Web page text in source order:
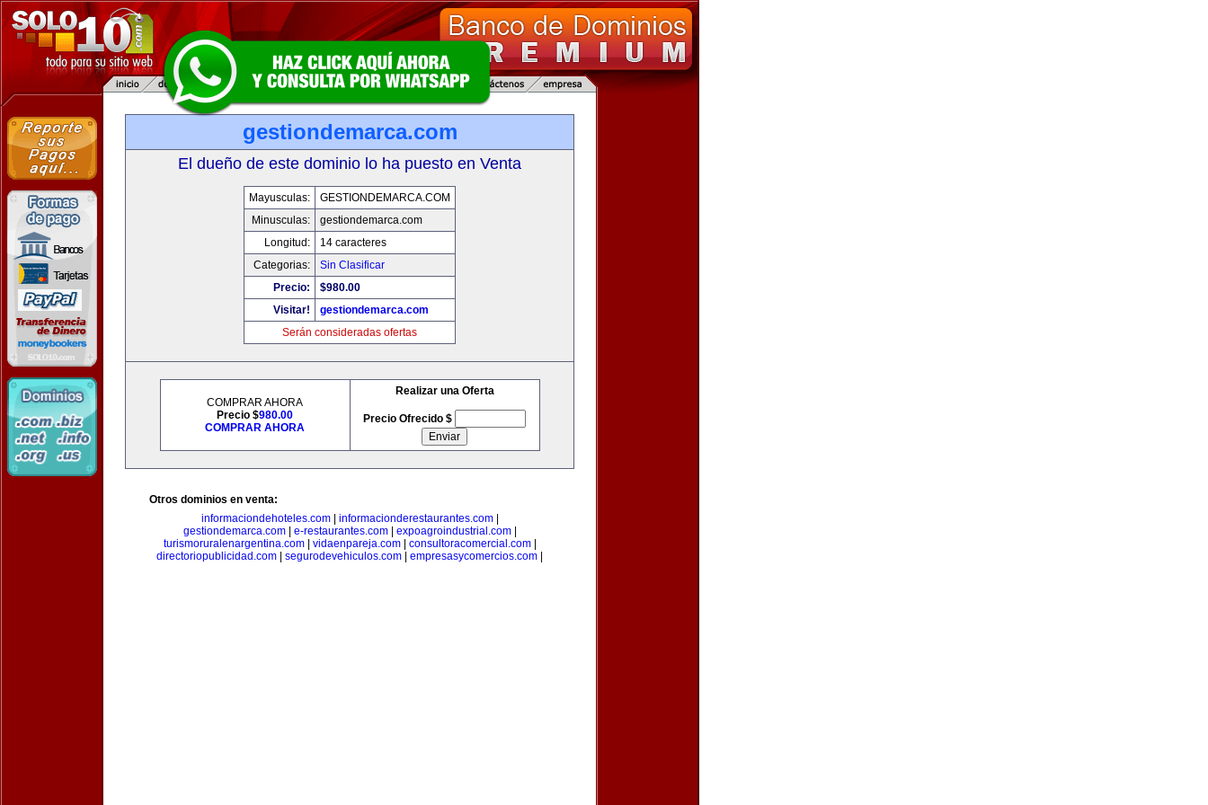
gestiondemarca.com
El dueño de este dominio lo ha puesto en Venta
Mayusculas:
GESTIONDEMARCA.COM
Minusculas:
gestiondemarca.com
Longitud:
14 caracteres
Categorias:
Sin Clasificar
Precio:
$980.00
Visitar!
gestiondemarca.com
Serán consideradas ofertas
COMPRAR AHORA
Precio $980.00
COMPRAR AHORA
Realizar una Oferta
Precio Ofrecido $
Otros dominios en venta:
informaciondehoteles.com| informacionderestaurantes.com|
gestiondemarca.com| e-restaurantes.com| expoagroindustrial.com|
turismoruralenargentina.com| vidaenpareja.com| consultoracomercial.com|
directoriopublicidad.com
segurodevehiculos.com empresasycomercios.com